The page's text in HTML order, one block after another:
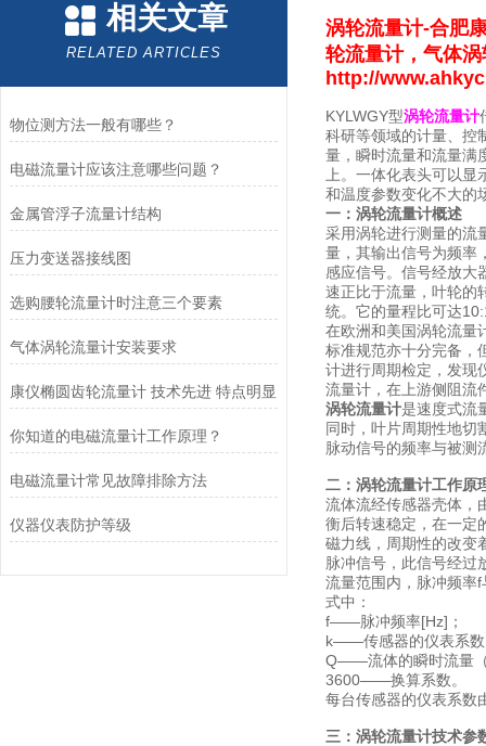
相关文章
RELATED ARTICLES
物位测方法一般有哪些？
电磁流量计应该注意哪些问题？
金属管浮子流量计结构
压力变送器接线图
选购腰轮流量计时注意三个要素
气体涡轮流量计安装要求
康仪椭圆齿轮流量计 技术先进 特点明显
你知道的电磁流量计工作原理？
电磁流量计常见故障排除方法
仪器仪表防护等级
涡轮流量计-合肥
轮流量计，气体
http://
KYLWGY型涡轮流量计
科研等领域的计量、控
量，瞬时流量和流量满
上。一体化表头可以
和温度参数变化不大的
一：涡轮流量计概述
采用涡轮进行测量的流
量，其输出信号为频率
感应信号。信号经放大
速正比于流量，叶轮的
统。它的量程比可达
在欧洲和美国涡轮流量
标准规范亦十分完备，
计进行周期检定，发现
流量计，在上游侧阻流
涡轮流量计是速度式流
同时，叶片周期性地切
脉动信号的频率与被测
二：涡轮流量计工作原
流体流经传感器壳体，
衡后转速稳定，在一定
磁力线，周期性的改变
脉冲信号，此信号经过
流量范围内，脉冲频率
式中：
f——脉冲频率[Hz]；
k——传感器的仪表系数
Q——流体的瞬时流量
3600——换算系数。
每台传感器的仪表系数
三：涡轮流量计技术参